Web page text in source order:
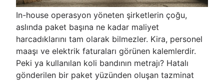
In-house operasyon yöneten şirketlerin çoğu,
aslında paket başına ne kadar maliyet
harcadıklarını tam olarak bilmezler. Kira, personel
maaşı ve elektrik faturaları görünen kalemlerdir.
Peki ya kullanılan koli bandının metrajı? Hatalı
gönderilen bir paket yüzünden oluşan tazminat